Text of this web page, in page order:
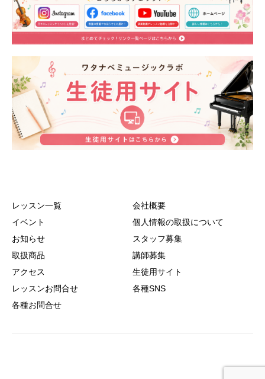
レッスン一覧
イベント
お知らせ
取扱商品
アクセス
レッスンお問合せ
各種お問合せ
会社概要
個人情報の取扱について
スタッフ募集
講師募集
生徒用サイト
各種SNS